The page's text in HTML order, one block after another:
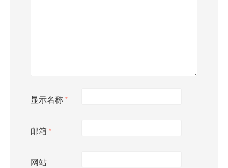
显示名称 *
邮箱 *
网站